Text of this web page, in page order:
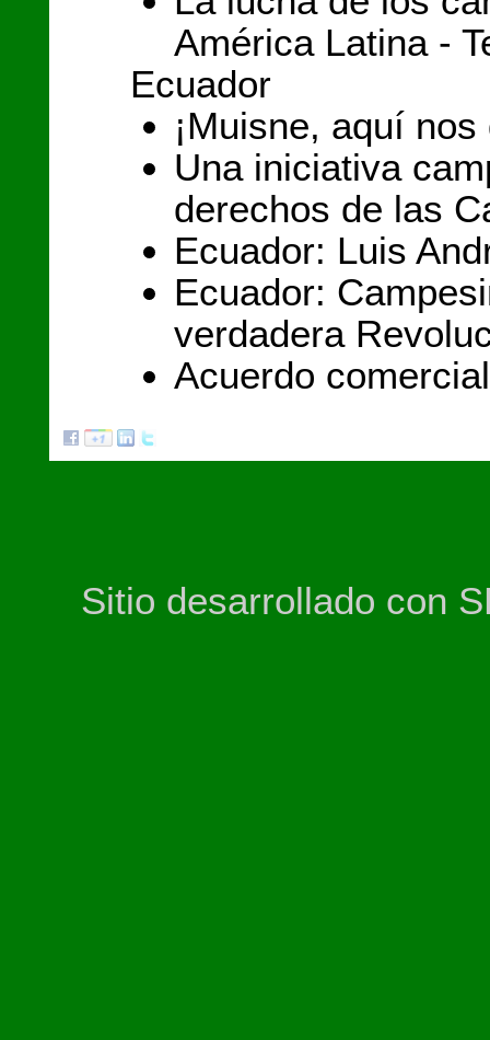
América Latina -
Ecuador
¡Muisne, aquí
Una iniciativa
derechos de las
Ecuador: Luis
Ecuador:
verdadera
Acuerdo
Sitio desarrollado con